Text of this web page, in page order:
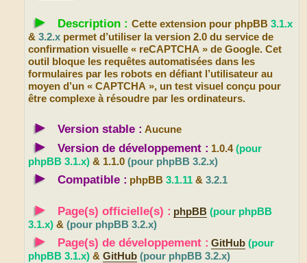
► Description : Cette extension pour phpBB 3.1.x
& 3.2.x permet d’utiliser la version 2.0 du service de
confirmation visuelle « reCAPTCHA » de Google. Cet
outil bloque les requêtes automatisées dans les
formulaires par les robots en défiant l’utilisateur au
moyen d’un « CAPTCHA », un test visuel conçu pour
être complexe à résoudre par les ordinateurs.
► Version stable : Aucune
► Version de développement : 1.0.4(pour
phpBB 3.1.x) & 1.1.0 (pour phpBB 3.2.x)
► Compatible : phpBB 3.1.11 & 3.2.1
► Page(s) officielle(s) : phpBB (pour phpBB
3.1.x) & (pour phpBB 3.2.x)
► Page(s) de développement : GitHub (pour
phpBB 3.1.x) & GitHub (pour phpBB 3.2.x)